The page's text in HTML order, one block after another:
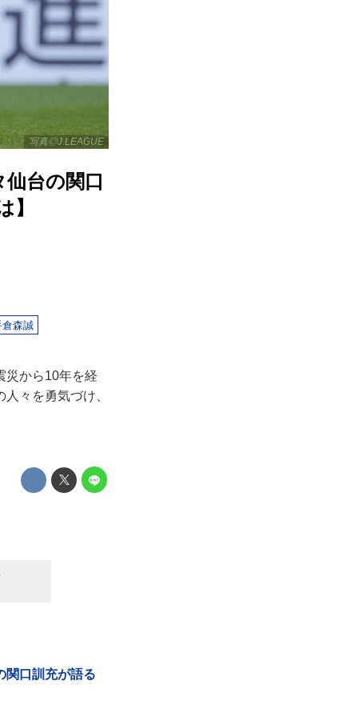
写真◎J.LEAGUE
台の関口
】
倉森誠
災から10年を経
々を勇気づけ、
関口訓充が語る